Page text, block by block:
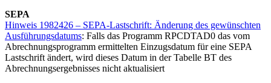
SEPA
Hinweis 1982426 – SEPA-Lastschrift: Änderung des gewünschten
Ausführungsdatums: Falls das Programm RPCDTAD0 das vom
Abrechnungsprogramm ermittelten Einzugsdatum für eine SEPA
Lastschrift ändert, wird dieses Datum in der Tabelle BT des
Abrechnungsergebnisses nicht aktualisiert